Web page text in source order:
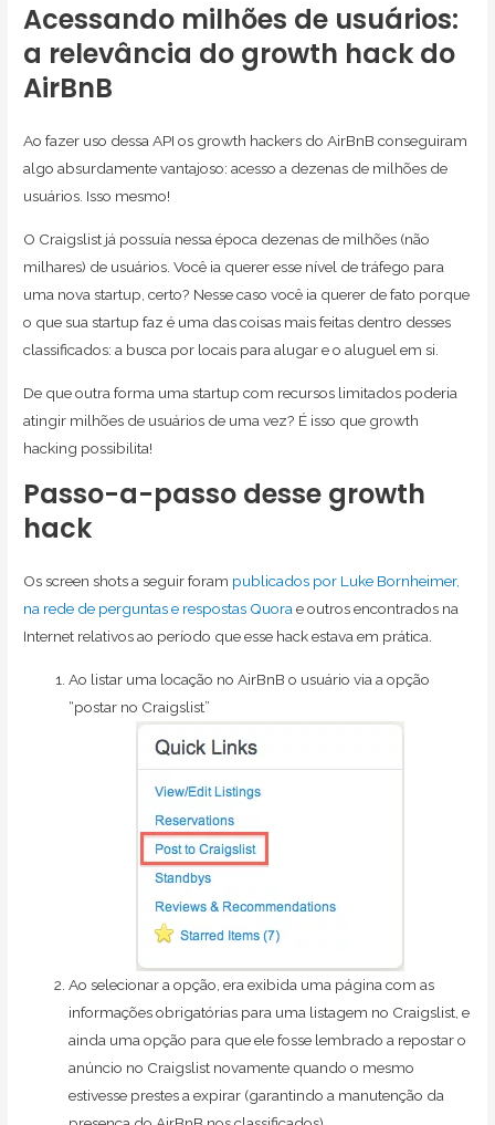
Acessando milhões de usuários:
a relevância do growth hack do
AirBnB
Ao fazer uso dessa API os growth hackers do AirBnB conseguiram
algo absurdamente vantajoso: acesso a dezenas de milhões de
usuários. Isso mesmo!
O Craigslist já possuía nessa época dezenas de milhões (não
milhares) de usuários. Você ia querer esse nível de tráfego para
uma nova startup, certo? Nesse caso você ia querer de fato porque
o que sua startup faz é uma das coisas mais feitas dentro desses
classificados: a busca por locais para alugar e o aluguel em si.
De que outra forma uma startup com recursos limitados poderia
atingir milhões de usuários de uma vez? É isso que growth
hacking possibilita!
Passo-a-passo desse growth
hack
Os screen shots a seguir foram publicados por Luke Bornheimer,
na rede de perguntas e respostas Quorae outros encontrados na
Internet relativos ao período que esse hack estava em prática.
Ao listar uma locação no AirBnB o usuário via a opção
“postar no Craigslist”
Ao selecionar a opção, era exibida uma página com as
informações obrigatórias para uma listagem no Craigslist, e
ainda uma opção para que ele fosse lembrado a repostar o
anúncio no Craigslist novamente quando o mesmo
estivesse prestes a expirar (garantindo a manutenção da